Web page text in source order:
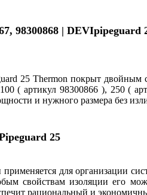
98300868 | DEVIpipeguard
25 Thermon покрыт
( артикул 98300866 ), 250 (
и нужного размера без
25
для организации
свойствам изоляции его
рациональный и